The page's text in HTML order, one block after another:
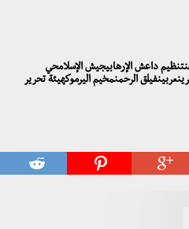
داعش الإرهابيجيش الإسلامحي
الرحمنمخيم اليرموكهيئة تحرير